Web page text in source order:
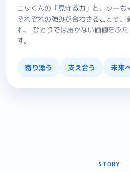
ニッくんの「見守る力」と、シーち
それぞれの強みが合わさることで、
れ、 ひとりでは届かない価値をふ
す。
寄り添う 支え合う 未来
STORY